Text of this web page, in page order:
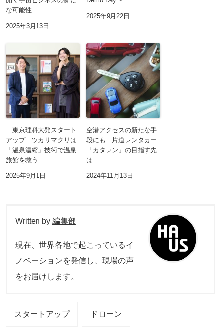
な可能性
2025年3月13日
2025年9月22日
東京理科大発スタート
アップ ツカリマクリは
「温泉濃縮」技術で温泉
旅館を救う
2025年9月1日
空港アクセスの新たな手
段にも 片道レンタカー
「カタレン」の目指す先
は
2024年11月13日
Written by 編集部
現在、世界各地で起こっているイ
ノベーションを発信し、現場の声
をお届けします。
スタートアップ ドローン